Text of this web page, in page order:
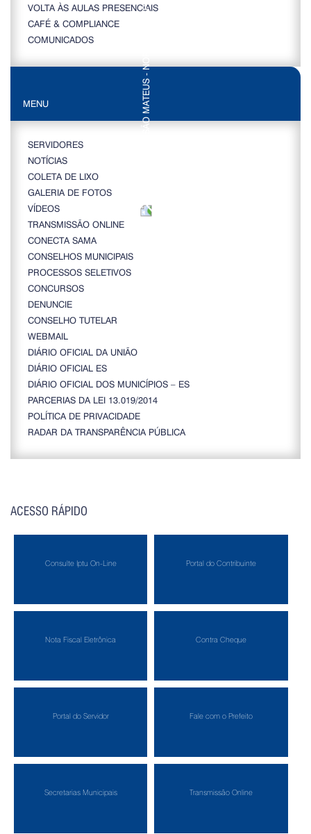
VOLTA ÀS AULAS PRESENCIAIS
CAFÉ & COMPLIANCE
COMUNICADOS
MENU
SERVIDORES
NOTÍCIAS
COLETA DE LIXO
GALERIA DE FOTOS
VÍDEOS
TRANSMISSÃO ONLINE
CONECTA SAMA
CONSELHOS MUNICIPAIS
PROCESSOS SELETIVOS
CONCURSOS
DENUNCIE
CONSELHO TUTELAR
WEBMAIL
DIÁRIO OFICIAL DA UNIÃO
DIÁRIO OFICIAL ES
DIÁRIO OFICIAL DOS MUNICÍPIOS – ES
PARCERIAS DA LEI 13.019/2014
POLÍTICA DE PRIVACIDADE
RADAR DA TRANSPARÊNCIA PÚBLICA
ACESSO RÁPIDO
Consulte Iptu On-Line Portal do Contribuinte
Nota Fiscal Eletrônica Contra Cheque
Portal do Servidor Fale com o Prefeito
Secretarias Municipais Transmissão Online